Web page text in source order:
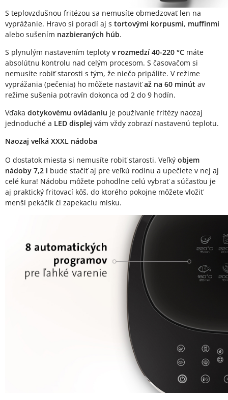
S teplovzdušnou fritézou sa nemusíte obmedzovať len na
vyprážanie. Hravo si poradí aj s tortovými korpusmi, muffinmi
alebo sušením nazbieraných húb.
S plynulým nastavením teploty v rozmedzí 40-220 °C máte
absolútnu kontrolu nad celým procesom. S časovačom si
nemusíte robiť starosti s tým, že niečo pripálite. V režime
vyprážania (pečenia) ho môžete nastaviťaž na 60 minút av
režime sušenia potravín dokonca od 2 do 9 hodín.
Vďaka dotykovému ovládaniu je používanie fritézy naozaj
jednoduché a LED displej vám vždy zobrazí nastavenú teplotu.
Naozaj veľká XXXL nádoba
O dostatok miesta si nemusíte robiť starosti. Veľký objem
nádoby 7,2 l bude stačiť aj pre veľkú rodinu a upečiete v nej aj
celé kura! Nádobu môžete pohodlne celú vybrať a súčasťou je
aj praktický fritovací kôš, do ktorého pokojne môžete vložiť
menší pekáčik či zapekaciu misku.